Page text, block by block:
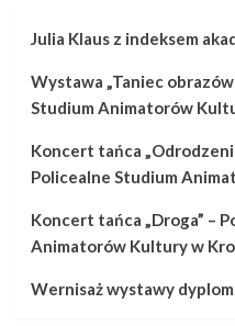
Julia Klaus z indeksem
Wystawa „Taniec
Studium Animatorów
Koncert tańca
Policealne Studium
Koncert tańca „Droga” –
Animatorów Kultury w
Wernisaż wystawy